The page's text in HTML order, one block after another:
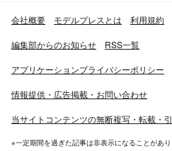
会社概要 モデルプレスとは 利用規約
編集部からのお知らせ RSS一覧
アプリケーションプライバシーポリシー
情報提供・広告掲載・お問い合わせ
当サイトコンテンツの無断複写・転載・
※一定期間を過ぎた記事は非表示になることがあ